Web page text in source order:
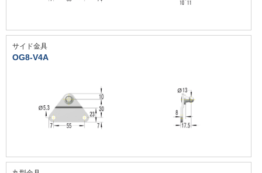
サイド金具
OG8-V4A